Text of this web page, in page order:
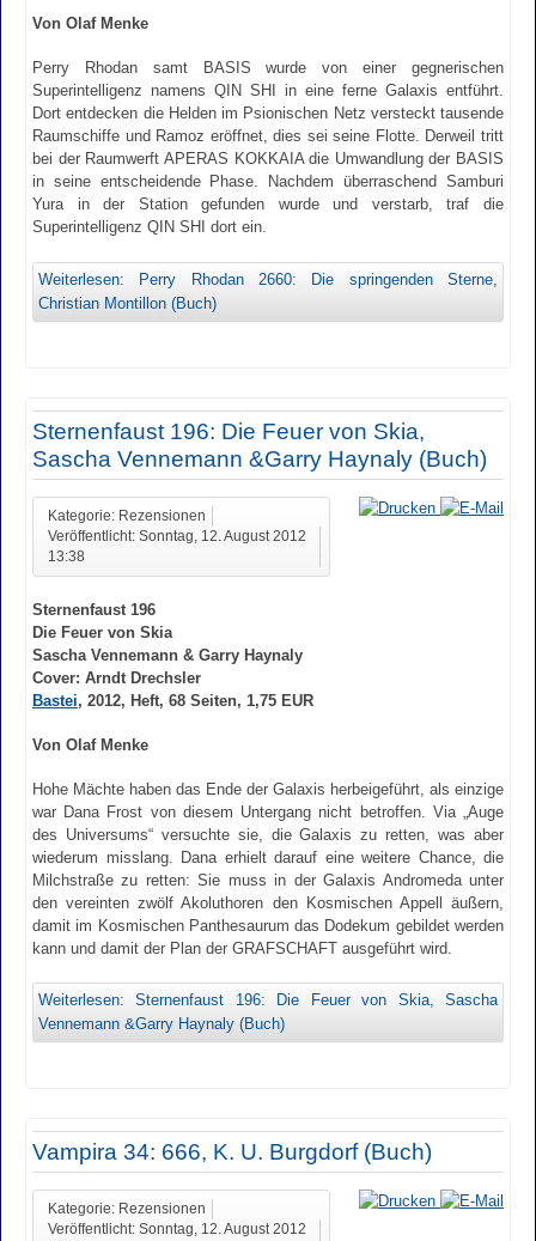
Von Olaf Menke
Perry Rhodan samt BASIS wurde von einer gegnerischen
Superintelligenz namens QIN SHI in eine ferne Galaxis entführt.
Dort entdecken die Helden im Psionischen Netz versteckt tausende
Raumschiffe und Ramoz eröffnet, dies sei seine Flotte. Derweil tritt
bei der Raumwerft APERAS KOKKAIA die Umwandlung der BASIS
in seine entscheidende Phase. Nachdem überraschend Samburi
Yura in der Station gefunden wurde und verstarb, traf die
Superintelligenz QIN SHI dort ein.
Weiterlesen: Perry Rhodan 2660: Die springenden Sterne,
Christian Montillon (Buch)
Sternenfaust 196: Die Feuer von Skia,
Sascha Vennemann &Garry Haynaly (Buch)
Kategorie: Rezensionen
Veröffentlicht: Sonntag, 12. August 2012
13:38
Sternenfaust 196
Die Feuer von Skia
Sascha Vennemann & Garry Haynaly
Cover: Arndt Drechsler
Bastei, 2012, Heft, 68 Seiten, 1,75 EUR
Von Olaf Menke
Hohe Mächte haben das Ende der Galaxis herbeigeführt, als einzige
war Dana Frost von diesem Untergang nicht betroffen. Via „Auge
des Universums“ versuchte sie, die Galaxis zu retten, was aber
wiederum misslang. Dana erhielt darauf eine weitere Chance, die
Milchstraße zu retten: Sie muss in der Galaxis Andromeda unter
den vereinten zwölf Akoluthoren den Kosmischen Appell äußern,
damit im Kosmischen Panthesaurum das Dodekum gebildet werden
kann und damit der Plan der GRAFSCHAFT ausgeführt wird.
Weiterlesen: Sternenfaust 196: Die Feuer von Skia, Sascha
Vennemann &Garry Haynaly (Buch)
Vampira 34: 666, K. U. Burgdorf (Buch)
Kategorie: Rezensionen
Veröffentlicht: Sonntag, 12. August 2012